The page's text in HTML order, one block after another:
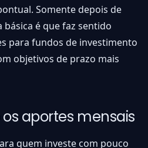
Somente depois de
é que faz sentido
para fundos de investimento
objetivos de prazo mais
aportes mensais
quem investe com pouco